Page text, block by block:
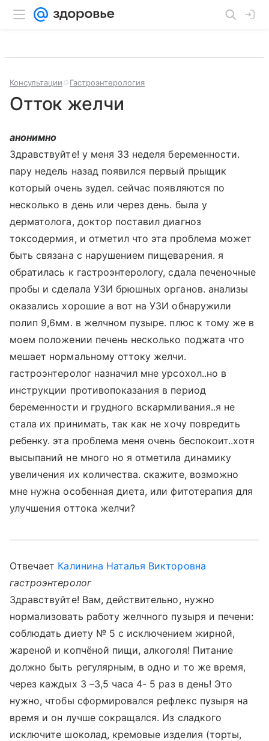
Консультации Гастроэнтерология
Отток желчи
анонимно
Здравствуйте! у меня 33 неделя беременности.
пару недель назад появился первый прыщик
который очень зудел. сейчас появляются по
несколько в день или через день. была у
дерматолога, доктор поставил диагноз
токсодермия, и отметил что эта проблема может
быть связана с нарушением пищеварения. я
обратилась к гастроэнтерологу, сдала печеночные
пробы и сделала УЗИ брюшных органов. анализы
оказались хорошие а вот на УЗИ обнаружили
полип 9,6мм. в желчном пузыре. плюс к тому же в
моем положении печень несколько поджата что
мешает нормальному оттоку желчи.
гастроэнтеролог назначил мне урсохол..но в
инструкции противопоказания в период
беременности и грудного вскармливания..я не
стала их принимать, так как не хочу повредить
ребенку. эта проблема меня очень беспокоит..хотя
высыпаний не много но я отметила динамику
увеличения их количества. скажите, возможно
мне нужна особенная диета, или фитотерапия для
улучшения оттока желчи?
Отвечает Калинина Наталья Викторовна
гастроэнтеролог
Здравствуйте! Вам, действительно, нужно
нормализовать работу желчного пузыря и печени:
соблюдать диету № 5 с исключением жирной,
жареной и копчёной пищи, алкоголя! Питание
должно быть регулярным, в одно и то же время,
через каждых 3 –3,5 часа 4- 5 раз в день! Это
нужно, чтобы сформировался рефлекс пузыря на
время и он лучше сокращался. Из сладкого
исключите шоколад, кремовые изделия (торты,